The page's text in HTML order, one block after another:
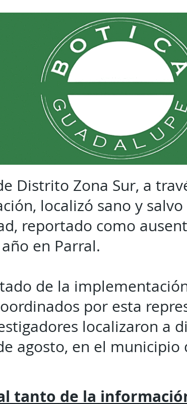
Distrito Zona Sur, a
localizó sano y
reportado como
en Parral.
de la
por esta
localizaron a
agosto, en el municipio
tanto de la